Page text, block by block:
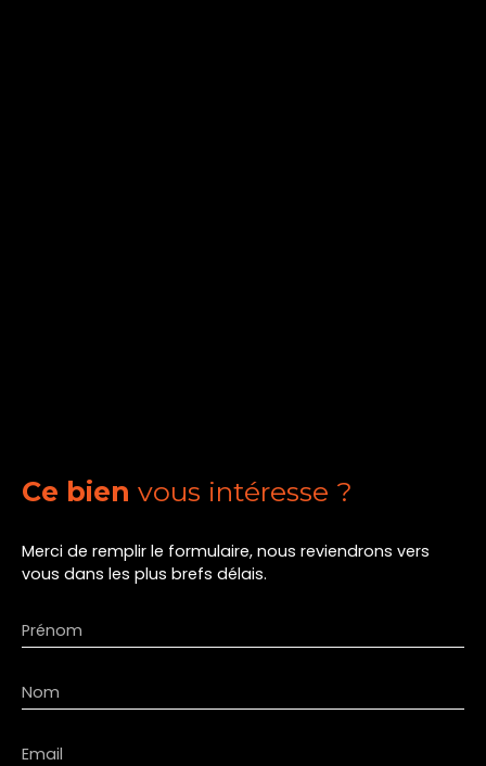
Ce bien vous intéresse ?
Merci de remplir le formulaire, nous reviendrons vers
vous dans les plus brefs délais.
Prénom
Nom
Email